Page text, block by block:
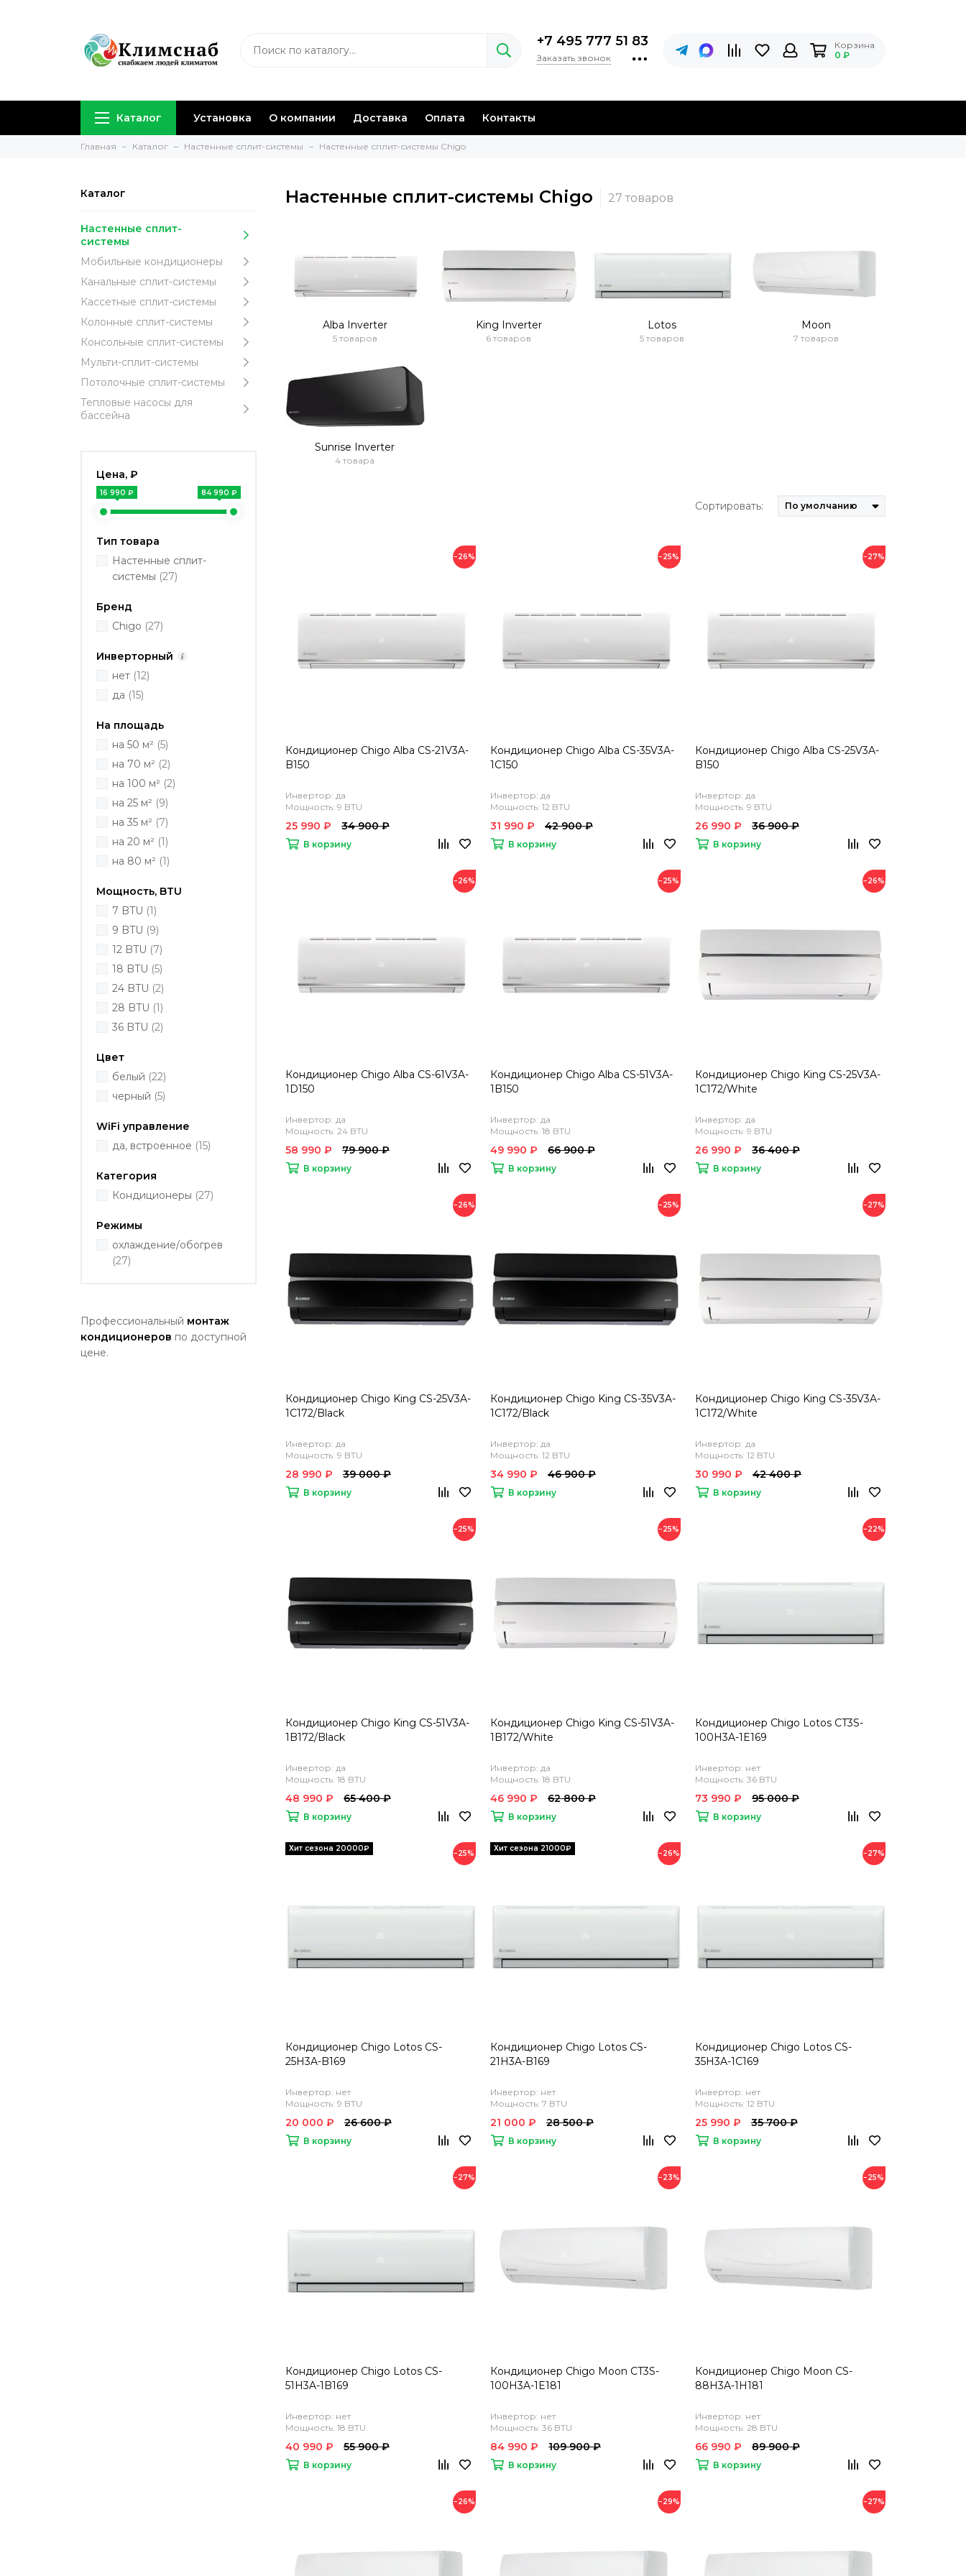
+7 495 777 51 83
Заказать звонок
Корзина
0 ₽
Каталог Установка О компании Доставка Оплата Контакты
Главная Каталог Настенные сплит-системы Настенные сплит-системы Chigo
Каталог
Настенные сплит-
системы
Мобильные кондиционеры
Канальные сплит-системы
Кассетные сплит-системы
Колонные сплит-системы
Консольные сплит-системы
Мульти-сплит-системы
Потолочные сплит-системы
Тепловые насосы для
бассейна
Цена, ₽
16 990 ₽ 84 990 ₽
Тип товара
Настенные сплит-
системы (27)
Бренд
Chigo (27)
Инверторный
нет (12)
да (15)
На площадь
на 50 м² (5)
на 70 м² (2)
на 100 м² (2)
на 25 м² (9)
на 35 м² (7)
на 20 м² (1)
на 80 м² (1)
Мощность, BTU
7 BTU (1)
9 BTU (9)
12 BTU (7)
18 BTU (5)
24 BTU (2)
28 BTU (1)
36 BTU (2)
Цвет
белый (22)
черный (5)
WiFi управление
да, встроенное (15)
Категория
Кондиционеры (27)
Режимы
охлаждение/обогрев
(27)
Профессиональный монтаж
кондиционеров по доступной
цене.
Настенные сплит-системы Chigo
Alba Inverter
5 товаров
King Inverter
6 товаров
Lotos
5 товаров
Moon
7 товаров
Sunrise Inverter
4 товара
Сортировать:
−26%
Кондиционер Chigo Alba CS-21V3A-
B150
Инвертор: да
Мощность: 9 BTU
25 990 ₽ 34 900 ₽
В корзину
−25%
Кондиционер Chigo Alba CS-35V3A-
1C150
Инвертор: да
Мощность: 12 BTU
31 990 ₽ 42 900 ₽
В корзину
−27%
Кондиционер Chigo Alba CS-25V3A-
B150
Инвертор: да
Мощность: 9 BTU
26 990 ₽ 36 900 ₽
В корзину
−26%
Кондиционер Chigo Alba CS-61V3A-
1D150
Инвертор: да
Мощность: 24 BTU
58 990 ₽ 79 900 ₽
В корзину
−25%
Кондиционер Chigo Alba CS-51V3A-
1B150
Инвертор: да
Мощность: 18 BTU
49 990 ₽ 66 900 ₽
В корзину
−26%
Кондиционер Chigo King CS-25V3A-
1C172/White
Инвертор: да
Мощность: 9 BTU
26 990 ₽ 36 400 ₽
В корзину
−26%
Кондиционер Chigo King CS-25V3A-
1C172/Black
Инвертор: да
Мощность: 9 BTU
28 990 ₽ 39 000 ₽
В корзину
−25%
Кондиционер Chigo King CS-35V3A-
1C172/Black
Инвертор: да
Мощность: 12 BTU
34 990 ₽ 46 900 ₽
В корзину
−27%
Кондиционер Chigo King CS-35V3A-
1C172/White
Инвертор: да
Мощность: 12 BTU
30 990 ₽ 42 400 ₽
В корзину
−25%
Кондиционер Chigo King CS-51V3A-
1B172/Black
Инвертор: да
Мощность: 18 BTU
48 990 ₽ 65 400 ₽
В корзину
−25%
Кондиционер Chigo King CS-51V3A-
1B172/White
Инвертор: да
Мощность: 18 BTU
46 990 ₽ 62 800 ₽
В корзину
−22%
Кондиционер Chigo Lotos CT3S-
100H3A-1E169
Инвертор: нет
Мощность: 36 BTU
73 990 ₽ 95 000 ₽
В корзину
−25%
Кондиционер Chigo Lotos CS-
25H3A-B169
Инвертор: нет
Мощность: 9 BTU
20 000 ₽ 26 600 ₽
В корзину
−26%
Кондиционер Chigo Lotos CS-
21H3A-B169
Инвертор: нет
Мощность: 7 BTU
21 000 ₽ 28 500 ₽
В корзину
−27%
Кондиционер Chigo Lotos CS-
35H3A-1C169
Инвертор: нет
Мощность: 12 BTU
25 990 ₽ 35 700 ₽
В корзину
−27%
Кондиционер Chigo Lotos CS-
51H3A-1B169
Инвертор: нет
Мощность: 18 BTU
40 990 ₽ 55 900 ₽
В корзину
−23%
Кондиционер Chigo Moon CT3S-
100H3A-1E181
Инвертор: нет
Мощность: 36 BTU
84 990 ₽ 109 900 ₽
В корзину
−25%
Кондиционер Chigo Moon CS-
88H3A-1H181
Инвертор: нет
Мощность: 28 BTU
66 990 ₽ 89 900 ₽
В корзину
−26% −29% −27%